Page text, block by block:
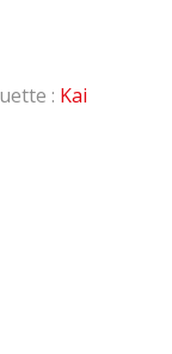
: Kai